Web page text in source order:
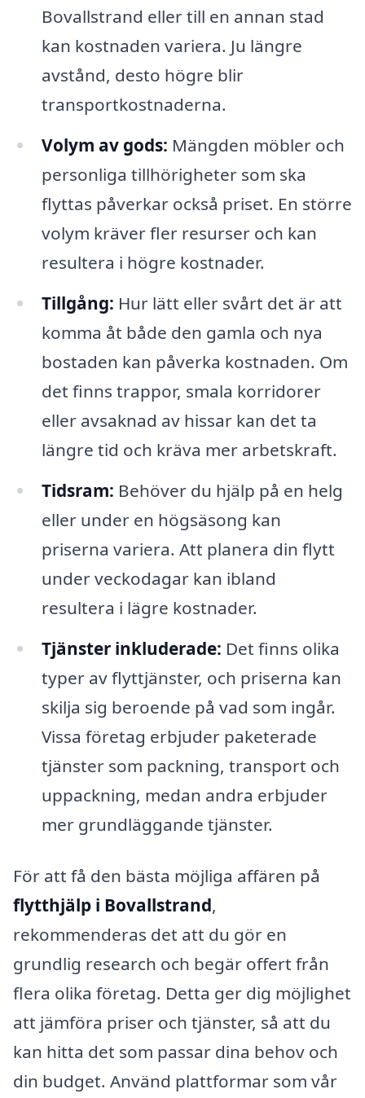
Bovallstrand eller till en annan stad
kan kostnaden variera. Ju längre
avstånd, desto högre blir
transportkostnaderna.
Volym av gods: Mängden möbler och
personliga tillhörigheter som ska
flyttas påverkar också priset. En större
volym kräver fler resurser och kan
resultera i högre kostnader.
Tillgång: Hur lätt eller svårt det är att
komma åt både den gamla och nya
bostaden kan påverka kostnaden. Om
det finns trappor, smala korridorer
eller avsaknad av hissar kan det ta
längre tid och kräva mer arbetskraft.
Tidsram: Behöver du hjälp på en helg
eller under en högsäsong kan
priserna variera. Att planera din flytt
under veckodagar kan ibland
resultera i lägre kostnader.
Tjänster inkluderade: Det finns olika
typer av flyttjänster, och priserna kan
skilja sig beroende på vad som ingår.
Vissa företag erbjuder paketerade
tjänster som packning, transport och
uppackning, medan andra erbjuder
mer grundläggande tjänster.
För att få den bästa möjliga affären på
flytthjälp i Bovallstrand,
rekommenderas det att du gör en
grundlig research och begär offert från
flera olika företag. Detta ger dig möjlighet
att jämföra priser och tjänster, så att du
kan hitta det som passar dina behov och
din budget. Använd plattformar som vår